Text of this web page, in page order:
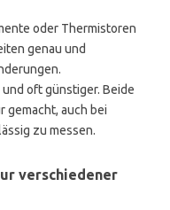
oder Thermistoren
genau und
oft günstiger. Beide
gemacht, auch bei
zu messen.
verschiedener